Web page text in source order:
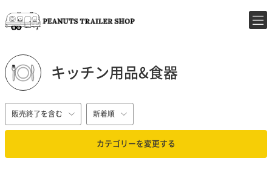
キッチン用品&食器
販売終了を含む 新着順
カテゴリーを変更する